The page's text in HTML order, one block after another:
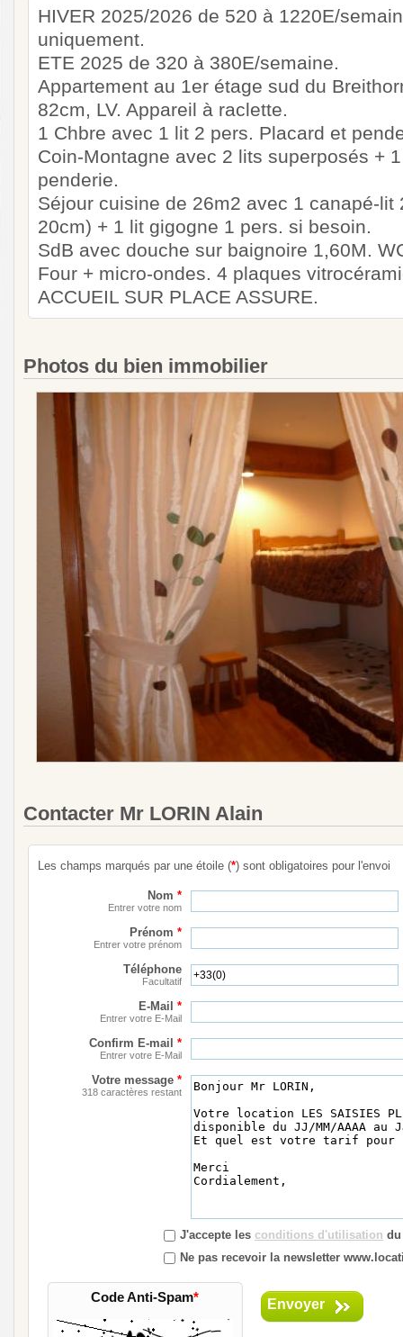
HIVER 2025/2026 de 520 à 1220E/
uniquement.
ETE 2025 de 320 à 380E/semaine.
Appartement au 1er étage sud du
82cm, LV. Appareil à raclette.
1 Chbre avec 1 lit 2 pers. Placard et
Coin-Montagne avec 2 lits superposés +
penderie.
Séjour cuisine de 26m2 avec 1 canapé-lit
20cm) + 1 lit gigogne 1 pers. si besoin.
SdB avec douche sur baignoire 1,60M.
Four + micro-ondes. 4 plaques
ACCUEIL SUR PLACE ASSURE.
Photos du bien immobilier
Contacter Mr LORIN Alain
Les champs marqués par une étoile (*) sont obligatoires pour l'envoi
Nom *
Entrer votre nom
Prénom *
Entrer votre prénom
Téléphone
Facultatif
E-Mail *
Entrer votre E-Mail
Confirm E-mail *
Entrer votre E-Mail
Votre message *
318 caractères restant
J'accepte les conditions d'utilisation
Ne pas recevoir la newsletter
Code Anti-Spam* Envoyer